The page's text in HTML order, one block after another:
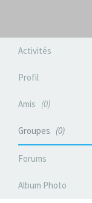
Activités
Profil
Amis 0
Groupes 0
Forums
Album Photo